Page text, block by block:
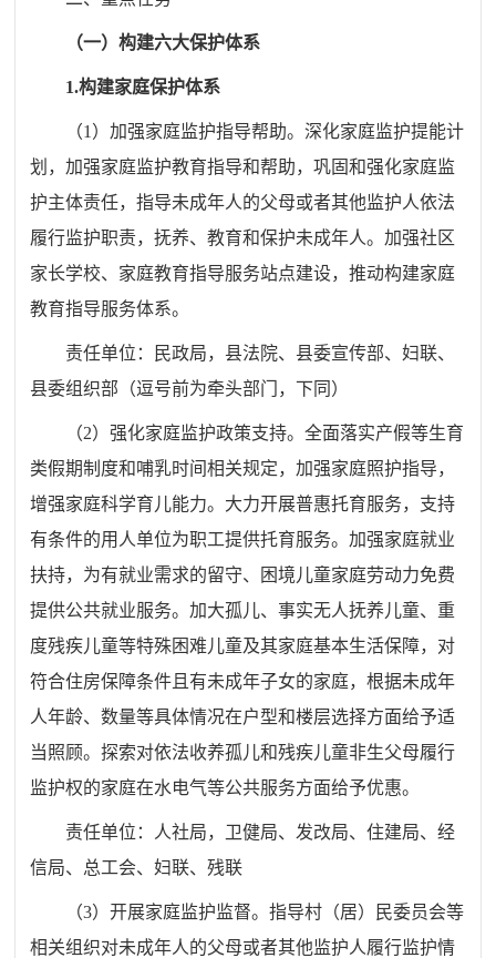
（一）构建六大保护体系
1.构建家庭保护体系
（1 ）加强家庭监护指导帮助。深化家庭监护提能计
划，加强家庭监护教育指导和帮助，巩固和强化家庭监
护主体责任，指导未成年人的父母或者其他监护人依法
履行监护职责，抚养、教育和保护未成年人。加强社区
家长学校、家庭教育指导服务站点建设，推动构建家庭
教育指导服务体系。
责任单位： 民政局， 县法院、 县委宣传部、妇联、
县委组织部 （逗号前为牵头部门，下同）
（2）强化家庭监护政策支持。全面落实产假等生育
类假期制度和哺乳时间相关规定，加强家庭照护指导，
增强家庭科学育儿能力。大力开展普惠托育服务，支持
有条件的用人单位为职工提供托育服务。加强家庭就业
扶持，为有就业需求的留守、困境儿童家庭劳动力免费
提供公共就业服务。加大孤儿、事实无人抚养儿童、重
度残疾儿童等特殊困难儿童及其家庭基本生活保障，对
符合住房保障条件且有未成年子女的家庭，根据未成年
人年龄、数量等具体情况在户型和楼层选择方面给予适
当照顾。探索对依法收养孤儿和残疾儿童非生父母履行
监护权的家庭在水电气等公共服务方面给予优惠。
责任单位： 人社局， 卫健局、发改局、住建局、经
信局、总工会、妇联、残联
（3）开展家庭监护监督。指导村（居）民委员会等
相关组织对未成年人的父母或者其他监护人履行监护情